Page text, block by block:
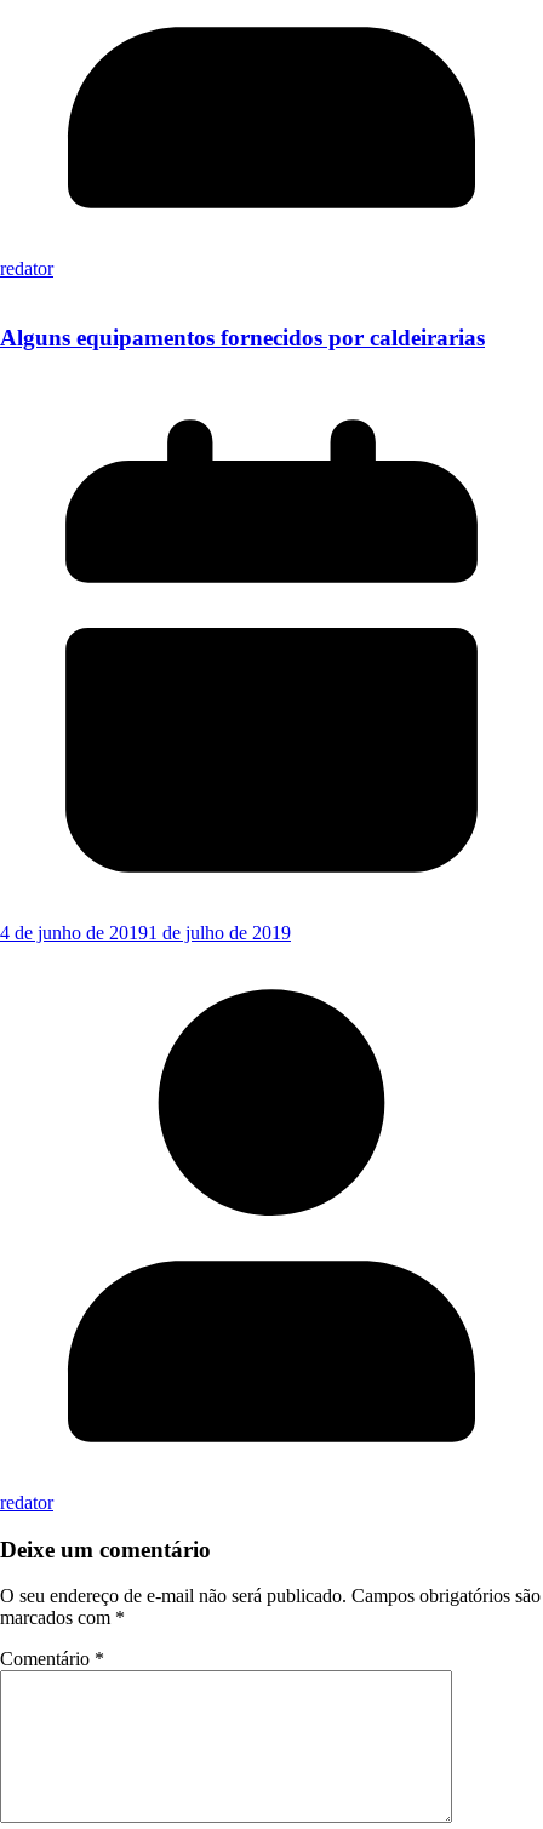
redator
Alguns equipamentos fornecidos por caldeirarias
4 de junho de 20191 de julho de 2019
redator
Deixe um comentário
O seu endereço de e-mail não será publicado. Campos obrigatórios são
marcados com *
Comentário *